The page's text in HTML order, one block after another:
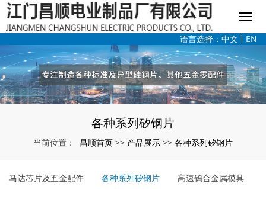
语言选择： 中文 EN
各种系列矽钢片
当前位置： 昌顺首页 >> 产品展示 >> 各种系列矽钢片
马达芯片及五金配件 各种系列矽钢片 高速钨合金属模具